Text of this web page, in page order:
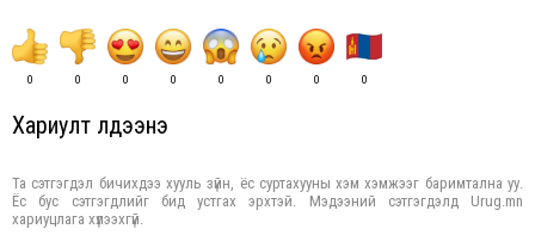
0 0 0 0 0 0 0 0
Хариулт үлдээнэ үү
Та сэтгэгдэл бичихдээ хууль зүйн, ёс суртахууны хэм хэмжээг баримтална уу.
Ёс бус сэтгэгдлийг бид устгах эрхтэй. Мэдээний сэтгэгдэлд Urug.mn
хариуцлага хүлээхгүй.